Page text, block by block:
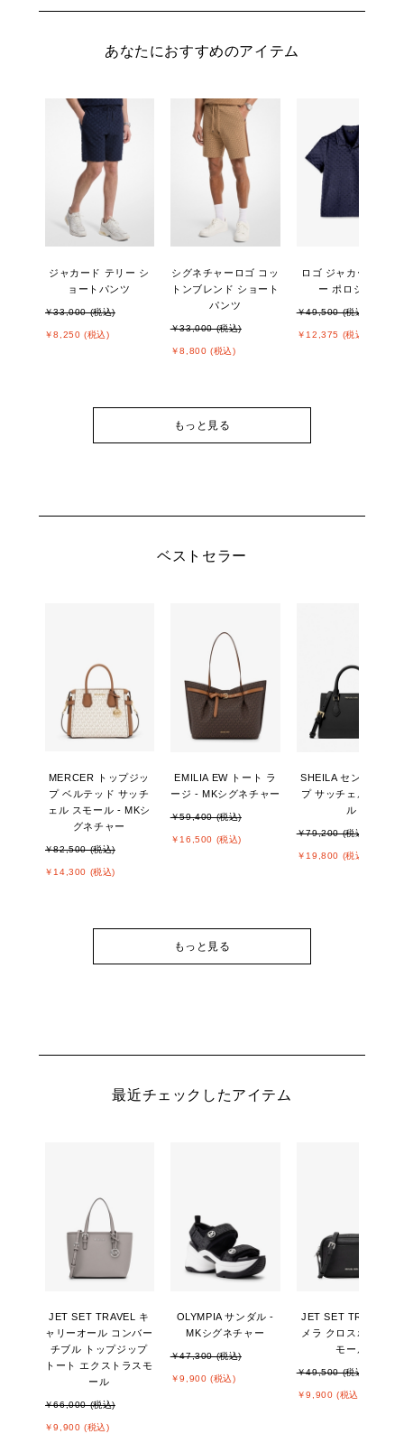
あなたにおすすめのアイテム
ジャカード テリー シ
ョートパンツ
￥33,000 (税込)
￥8,250 (税込)
シグネチャーロゴ コッ
トンブレンド ショート
パンツ
￥33,000 (税込)
￥8,800 (税込)
ロゴ ジャカード テリ
ー ポロシャツ
￥49,500 (税込)
￥12,375 (税込)
もっと見る
ベストセラー
MERCER トップジッ
プ ベルテッド サッチ
ェル スモール - MKシ
グネチャー
￥82,500 (税込)
￥14,300 (税込)
EMILIA EW トート ラ
ージ - MKシグネチャー
￥59,400 (税込)
￥16,500 (税込)
SHEILA センタージッ
プ サッチェル スモー
ル
￥79,200 (税込)
￥19,800 (税込)
もっと見る
最近チェックしたアイテム
JET SET TRAVEL キ
ャリーオール コンバー
チブル トップジップ
トート エクストラスモ
ール
￥66,000 (税込)
￥9,900 (税込)
OLYMPIA サンダル -
MKシグネチャー
￥47,300 (税込)
￥9,900 (税込)
JET SET TRAVEL カ
メラ クロスボディ ス
モール
￥49,500 (税込)
￥9,900 (税込)